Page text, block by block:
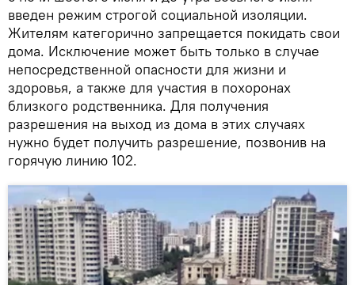
введен режим строгой социальной изоляции.
Жителям категорично запрещается покидать свои
дома. Исключение может быть только в случае
непосредственной опасности для жизни и
здоровья, а также для участия в похоронах
близкого родственника. Для получения
разрешения на выход из дома в этих случаях
нужно будет получить разрешение, позвонив на
горячую линию 102.